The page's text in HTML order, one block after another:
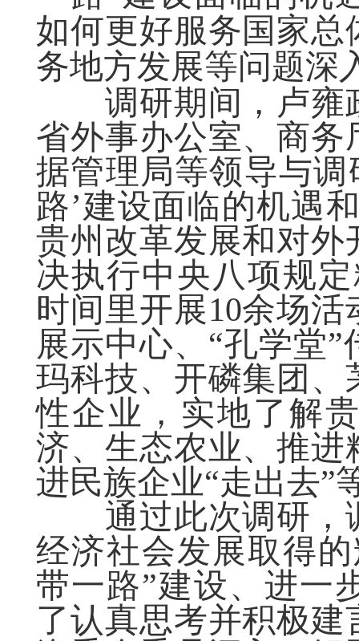
如何更好服务国家
务地方发展等问题深
调研期间，卢雍
省外事办公室、商
据管理局等领导与调
路’建设面临的机遇
贵州改革发展和对
决执行中央八项规
时间里开展10余场
展示中心、“孔学堂
玛科技、开磷集团
性企业，实地了解
济、生态农业、推
进民族企业“走出去”
通过此次调研，
经济社会发展取得
带一路”建设、进一
了认真思考并积极